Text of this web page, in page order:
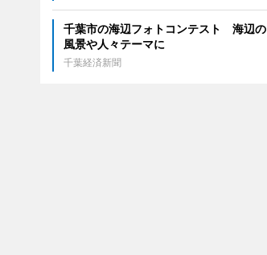
千葉市の海辺フォトコンテスト 海辺の
風景や人々テーマに
千葉経済新聞